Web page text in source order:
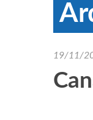
19/11/